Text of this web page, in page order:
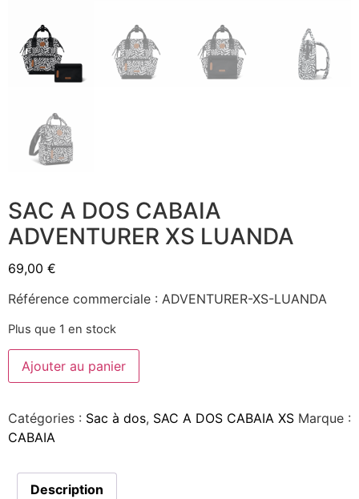
SAC A DOS CABAIA
ADVENTURER XS LUANDA
69,00 €
Référence commerciale : ADVENTURER-XS-LUANDA
Plus que 1 en stock
Ajouter au panier
Catégories : Sac à dos, SAC A DOS CABAIA XS Marque :
CABAIA
Description